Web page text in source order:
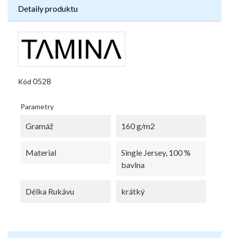
Detaily produktu
Kód 0528
Parametry
Gramáž 160 g/m2
Material
Single Jersey, 100 %
bavlna
Délka Rukávu krátký